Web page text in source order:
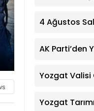
4 Ağustos
Eczane
AK Parti’den
Dernek
Yozgat Valisi
Yozgat